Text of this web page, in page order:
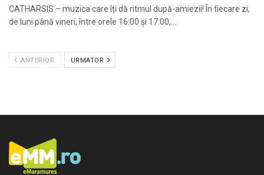
CATHARSIS – muzica care îți dă ritmul după-amiezii! În fiecare zi,
de luni până vineri, între orele 16:00 și 17:00,...
ANTERIOR URMATOR